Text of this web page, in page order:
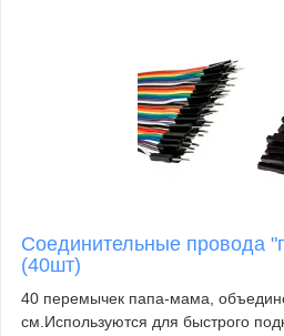
Соединительные провода
(40шт)
40 перемычек папа-мама,
см.Используются для быстрого